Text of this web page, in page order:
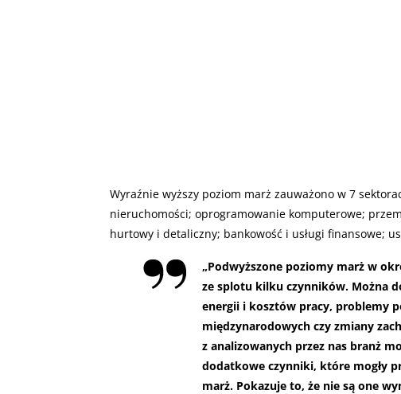
Wyraźnie wyższy poziom marż zauważono w 7
nieruchomości; oprogramowanie komputerowe;
hurtowy i detaliczny; bankowość i usługi finansowe;
„Podwyższone poziomy marż w
ze splotu kilku czynników. Można
energii i kosztów pracy, problemy
międzynarodowych czy zmiany
z analizowanych przez nas branż
dodatkowe czynniki, które mogły
marż. Pokazuje to, że nie są one